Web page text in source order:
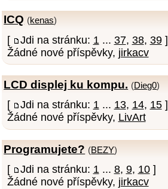
ICQ (kenas)
[ Jdi na stránku: 1 ... 37, 38, 39]
Žádné nové příspěvky, jirkacv
LCD displej ku kompu. (Dieg0)
[ Jdi na stránku: 1 ... 13, 14, 15]
Žádné nové příspěvky, LivArt
Programujete? (BEZY)
[ Jdi na stránku: 1... 8, 9, 10]
Žádné nové příspěvky, jirkacv